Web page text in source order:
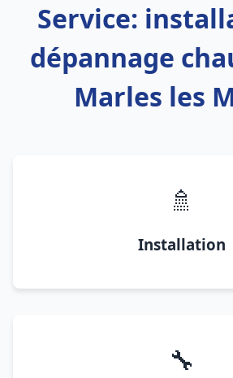
Service:
dépannage
Marles les
🚿
Installation
🔧